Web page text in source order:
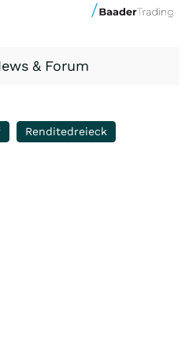
& Forum
Renditedreieck